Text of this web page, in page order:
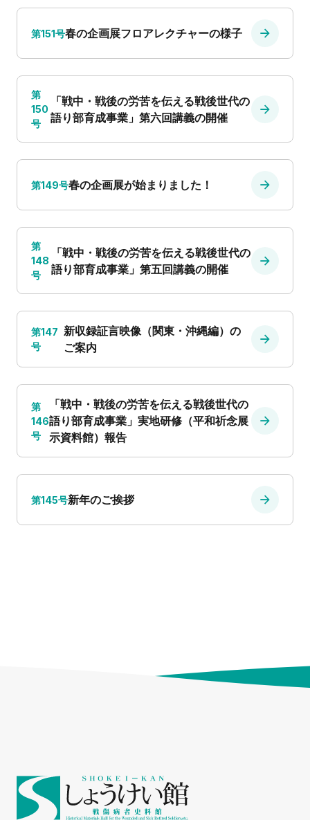
第151号春の企画展フロアレクチャーの様子
第
150
号
「戦中・戦後の労苦を伝える戦後世代の
語り部育成事業」第六回講義の開催
第149号春の企画展が始まりました！
第
148
号
「戦中・戦後の労苦を伝える戦後世代の
語り部育成事業」第五回講義の開催
第147
号
新収録証言映像（関東・沖縄編）の
ご案内
第
146
号
「戦中・戦後の労苦を伝える戦後世代の
語り部育成事業」実地研修（平和祈念展
示資料館）報告
第145号新年のご挨拶